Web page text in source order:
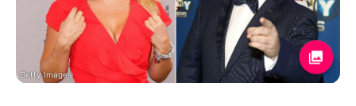
Lifestyle
Familie & Liebe
Promiflash Exklusiv
Getty Images